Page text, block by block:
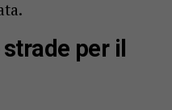
strade per il